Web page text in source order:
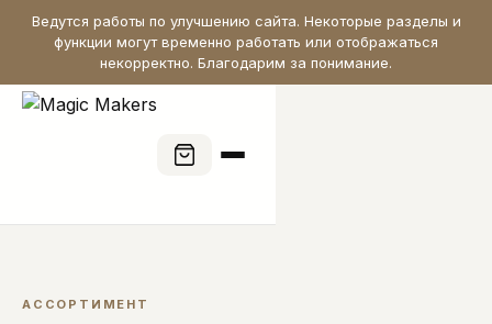
Ведутся работы по улучшению сайта. Некоторые разделы и
функции могут временно работать или отображаться
некорректно. Благодарим за понимание.
АССОРТИМЕНТ